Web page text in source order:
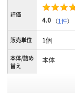
評価
4.0 （1件）
販売単位 1個
本体/詰め
替え
本体